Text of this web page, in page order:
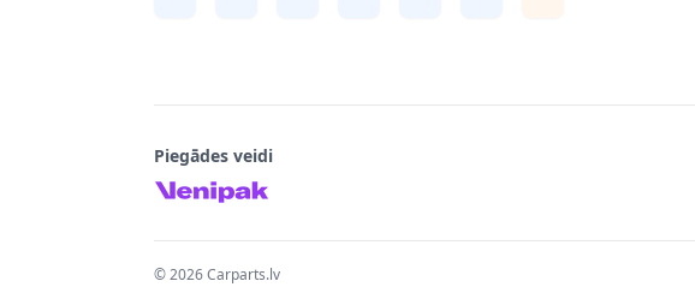
Piegādes veidi
©2026Carparts.lv